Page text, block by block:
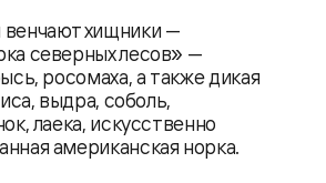
хищники —
северных лесов» —
росомаха, а также дикая
выдра, соболь,
лаека, искусственно
американская норка.